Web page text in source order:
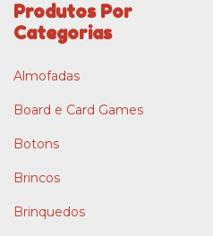
Produtos Por
Categorias
Almofadas
Board e Card Games
Botons
Brincos
Brinquedos